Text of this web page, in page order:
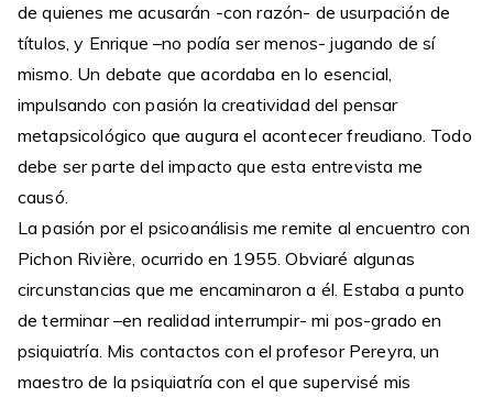
de quienes me acusarán -con razón- de usurpación de
títulos, y Enrique –no podía ser menos- jugando de sí
mismo. Un debate que acordaba en lo esencial,
impulsando con pasión la creatividad del pensar
metapsicológico que augura el acontecer freudiano. Todo
debe ser parte del impacto que esta entrevista me
causó.
La pasión por el psicoanálisis me remite al encuentro con
Pichon Rivière, ocurrido en 1955. Obviaré algunas
circunstancias que me encaminaron a él. Estaba a punto
de terminar –en realidad interrumpir- mi pos-grado en
psiquiatría. Mis contactos con el profesor Pereyra, un
maestro de la psiquiatría con el que supervisé mis